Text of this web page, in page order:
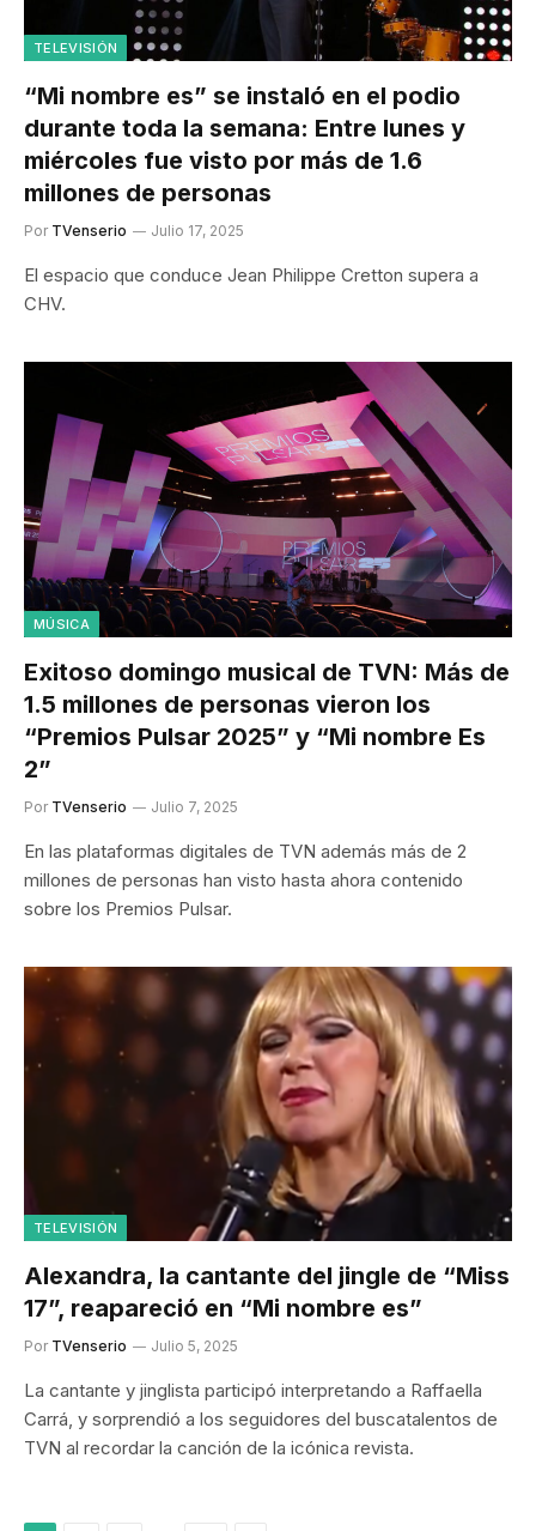
TELEVISIÓN
“Mi nombre es” se instaló en el podio
durante toda la semana: Entre lunes y
miércoles fue visto por más de 1.6
millones de personas
Por TVenserio Julio 17, 2025
El espacio que conduce Jean Philippe Cretton supera a
CHV.
MÚSICA
Exitoso domingo musical de TVN: Más de
1.5 millones de personas vieron los
“Premios Pulsar 2025” y “Mi nombre Es
2”
Por TVenserio Julio 7, 2025
En las plataformas digitales de TVN además más de 2
millones de personas han visto hasta ahora contenido
sobre los Premios Pulsar.
TELEVISIÓN
Alexandra, la cantante del jingle de “Miss
17”, reapareció en “Mi nombre es”
Por TVenserio Julio 5, 2025
La cantante y jinglista participó interpretando a Raffaella
Carrá, y sorprendió a los seguidores del buscatalentos de
TVN al recordar la canción de la icónica revista.